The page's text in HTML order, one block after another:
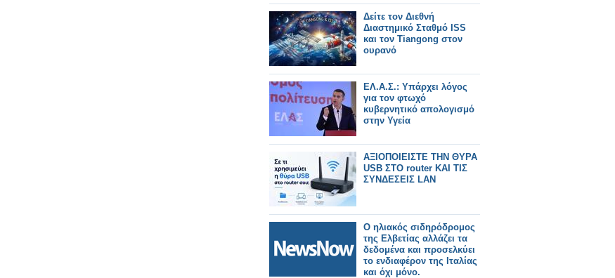
Δείτε τον Διεθνή
Διαστημικό Σταθμό ISS
και τον Tiangong στον
ουρανό
ΕΛ.Α.Σ.: Υπάρχει λόγος
για τον φτωχό
κυβερνητικό απολογισμό
στην Υγεία
ΑΞΙΟΠΟΙΕΙΣΤΕ ΤΗΝ ΘΥΡΑ
USB ΣΤΟ router ΚΑΙ ΤΙΣ
ΣΥΝΔΕΣΕΙΣ LAN
Ο ηλιακός σιδηρόδρομος
της Ελβετίας αλλάζει τα
δεδομένα και προσελκύει
το ενδιαφέρον της Ιταλίας
και όχι μόνο.